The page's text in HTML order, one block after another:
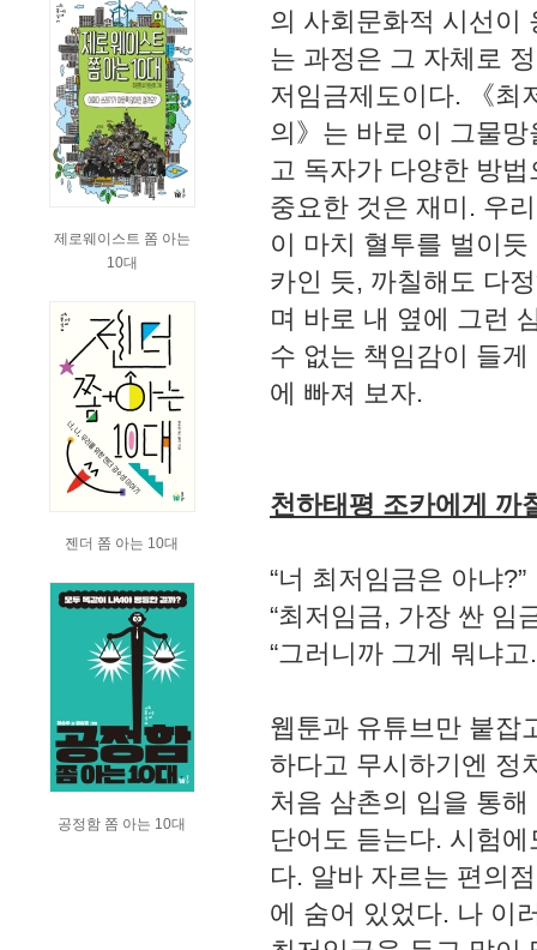
제로웨이스트 쫌 아는
10대
젠더 쫌 아는 10대
공정함 쫌 아는 10대
의 사회문화적 시선이
는 과정은 그 자체로
저임금제도이다. 《최
의》는 바로 이 그물
고 독자가 다양한 방
중요한 것은 재미. 우
이 마치 혈투를 벌이
카인 듯, 까칠해도 다
며 바로 내 옆에 그런
수 없는 책임감이 들
에 빠져 보자.
천하태평 조카에게 까
“너 최저임금은 아냐?”
“최저임금, 가장 싼 임
“그러니까 그게 뭐냐고
웹툰과 유튜브만 붙잡
하다고 무시하기엔 정
처음 삼촌의 입을 통
단어도 듣는다. 시험
다. 알바 자르는 편의
에 숨어 있었다. 나 이